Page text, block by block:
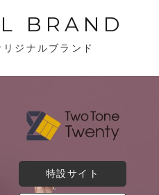
BRAND
ジナルブランド
特設サイト